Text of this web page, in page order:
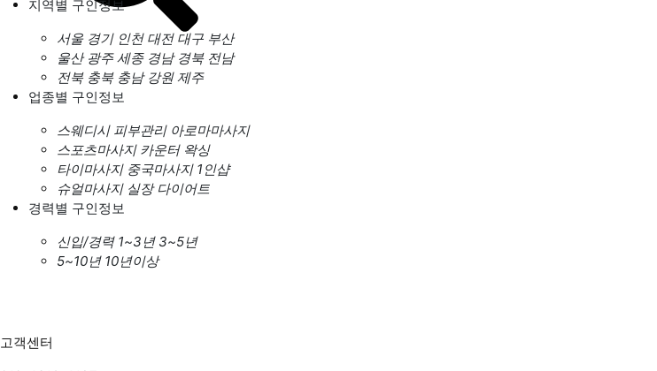
지역별 구인정보
서울 경기 인천 대전 대구 부산
울산 광주 세종 경남 경북 전남
전북 충북 충남 강원 제주
업종별 구인정보
스웨디시 피부관리 아로마마사지
스포츠마사지 카운터 왁싱
타이마사지 중국마사지 1인샵
슈얼마사지 실장 다이어트
경력별 구인정보
신입/경력 1~3년 3~5년
5~10년 10년이상
고객센터